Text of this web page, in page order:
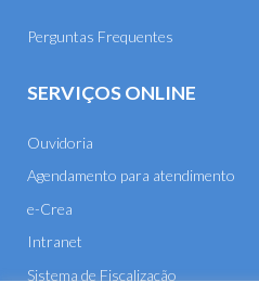
Perguntas Frequentes
SERVIÇOS ONLINE
Ouvidoria
Agendamento para atendimento
e-Crea
Intranet
Sistema de Fiscalização